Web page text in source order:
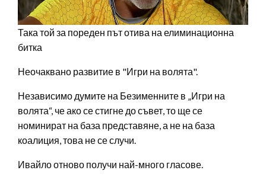
Така той за пореден път отива на елиминационна
битка
Неочаквано развитие в "Игри на волята".
Независимо думите на Безименните в „Игри на
волята“, че ако се стигне до съвет, то ще се
номинират на база представяне, а не на база
коалиция, това не се случи.
Ивайло отново получи най-много гласове.